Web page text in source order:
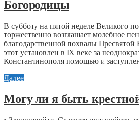
Богородицы
В субботу на пятой неделе Великого
торжественно возглашает молебное
благодарственной похвалы Пресвятой
этот установлен в IX веке за
Константинополя помощью и
Далее
Могу ли я быть